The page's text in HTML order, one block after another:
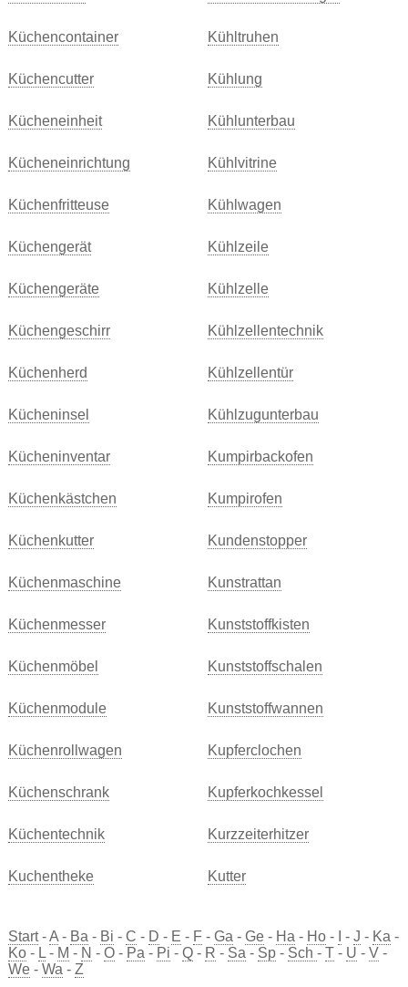
Küchencontainer
Küchencutter
Kücheneinheit
Kücheneinrichtung
Küchenfritteuse
Küchengerät
Küchengeräte
Küchengeschirr
Küchenherd
Kücheninsel
Kücheninventar
Küchenkästchen
Küchenkutter
Küchenmaschine
Küchenmesser
Küchenmöbel
Küchenmodule
Küchenrollwagen
Küchenschrank
Küchentechnik
Kuchentheke
Kühltruhen
Kühlung
Kühlunterbau
Kühlvitrine
Kühlwagen
Kühlzeile
Kühlzelle
Kühlzellentechnik
Kühlzellentür
Kühlzugunterbau
Kumpirbackofen
Kumpirofen
Kundenstopper
Kunstrattan
Kunststoffkisten
Kunststoffschalen
Kunststoffwannen
Kupferclochen
Kupferkochkessel
Kurzzeiterhitzer
Kutter
Start-A- Ba - Bi - C - D - E - F - Ga - Ge- Ha - Ho- - J - Ka -
Ko- L- M - N - O- Pa - Pi - Q- R - Sa - Sp- Sch - T- U - V-
We- Wa - Z